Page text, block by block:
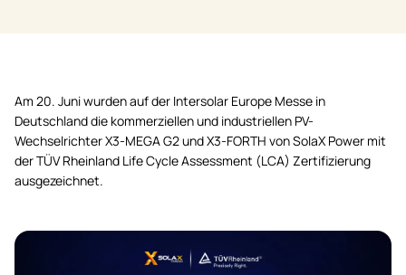
Am 20. Juni wurden auf der Intersolar Europe Messe in
Deutschland die kommerziellen und industriellen PV-
Wechselrichter X3-MEGA G2 und X3-FORTH von SolaX Power mit
der TÜV Rheinland Life Cycle Assessment (LCA) Zertifizierung
ausgezeichnet.